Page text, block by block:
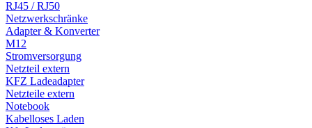
RJ45 / RJ50
Netzwerkschränke
Adapter & Konverter
M12
Stromversorgung
Netzteil extern
KFZ Ladeadapter
Netzteile extern
Notebook
Kabelloses Laden